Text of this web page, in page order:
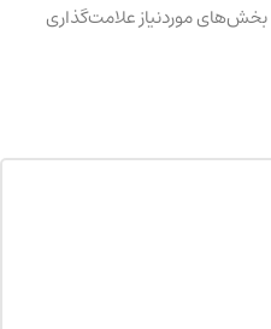
بخش‌های موردنیاز علامت‌گذاری